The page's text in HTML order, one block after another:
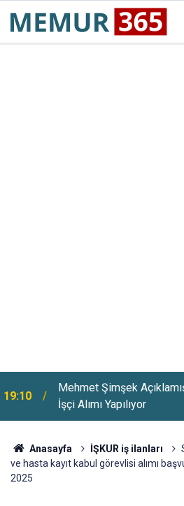
19:10
Mehmet Şimşek
İşçi Alımı Yapılıyor
Anasayfa İŞKUR iş ilanları
ve hasta kayıt kabul görevlisi alımı
2025